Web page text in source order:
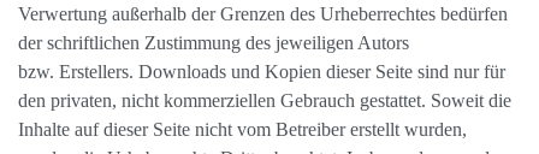
Verwertung außerhalb der Grenzen des Urheberrechtes bedürfen
der schriftlichen Zustimmung des jeweiligen Autors
bzw. Erstellers. Downloads und Kopien dieser Seite sind nur für
den privaten, nicht kommerziellen Gebrauch gestattet. Soweit die
Inhalte auf dieser Seite nicht vom Betreiber erstellt wurden,